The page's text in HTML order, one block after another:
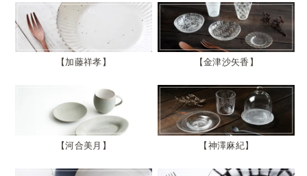
加藤祥孝 金津沙矢香
河合美月 神澤麻紀